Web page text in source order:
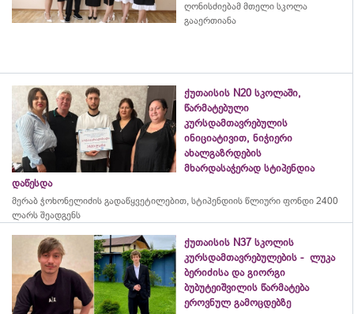
ღონისძიებამ მთელი სკოლა
გააერთიანა
ქუთაისის N20 სკოლაში,
წარმატებული
კურსდამთავრებულის
ინიციატივით, ნიჭიერი
ახალგაზრდების
მხარდასაჭერად სტიპენდია
დაწესდა
მერაბ ჭოხონელიძის გადაწყვეტილებით, სტიპენდიის წლიური ფონდი 2400
ლარს შეადგენს
ქუთაისის N37 სკოლის
კურსდამთავრებულების - ლუკა
ბერიძისა და გიორგი
ბუბუტეიშვილის წარმატება
ეროვნულ გამოცდებზე